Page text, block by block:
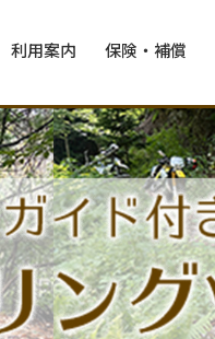
利用案内 保険・補償